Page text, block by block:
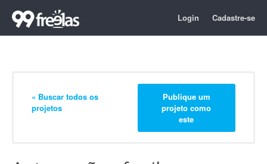
Login Cadastre-se
« Buscar todos os
projetos
Publique um
projeto como
este